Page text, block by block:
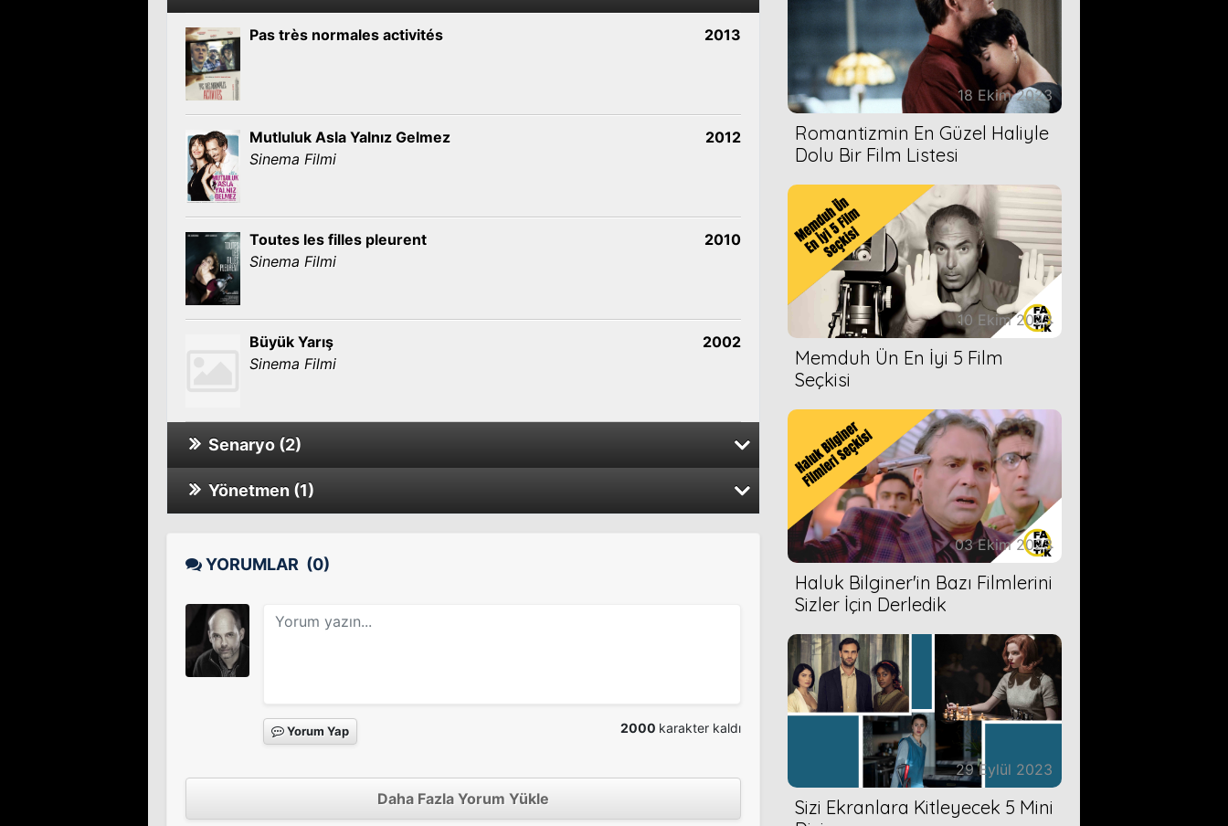
Pas très normales activités 2013
Mutluluk Asla Yalnız Gelmez
Sinema Filmi
2012
Toutes les filles pleurent
Sinema Filmi
2010
Büyük Yarış
Sinema Filmi
2002
Senaryo (2)
Pas très normales activités 2013
Sinema Filmi
Yönetmen (1)
YORUMLAR (0)
Yorum Yap 2000 karakter kaldı
Daha Fazla Yorum Yükle
18 Ekim 2023
Romantizmin En Güzel Haliyle
Dolu Bir Film Listesi
10 Ekim 2023
Memduh Ün En İyi 5 Film
Seçkisi
03 Ekim 2023
Haluk Bilginer'in Bazı Filmlerini
Sizler İçin Derledik
29 Eylül 2023
Sizi Ekranlara Kitleyecek 5 Mini